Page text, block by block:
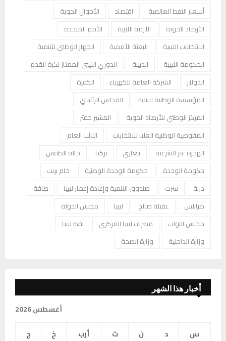
أسعار النفط العالمية
اقتصاد
الأحوال الجوية
الأرصاد الجوية
الأزمة الليبية
الأمم المتحدة
الانتخابات الليبية
البعثة الأممية
الجهاز الوطني للتنمية
الحكومة الليبية
الدبيبة
الدوري الليبي الممتاز لكرة القدم
الدولار
الشركة العامة للكهرباء
الكفرة
المؤسسة الوطنية للنفط
المجلس الرئاسي
المركز الوطني للأرصاد الجوية
المشير حفتر
المفوضية الوطنية العليا للانتخابات
النائب العام
الهجرة غير الشرعية
بنغازي تركيا
حالة الطقس
حكومة الوحدة
حكومة الوحدة الوطنية
خام برنت
درنة
سرت صندوق التنمية وإعادة إعمار ليبيا
طاقة
طرابلس
عقيلة صالح ليبيا
مجلس الدولة
مجلس النواب
مصرف ليبيا المركزي
نفط ليبيا
وزارة الداخلية
وزارة الصحة
أخبار هذا الشهر
أغسطس 2026
س
د ن ث أرب خ
ج